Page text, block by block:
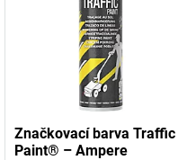
Značkovací barva Traffic
Paint® – Ampere